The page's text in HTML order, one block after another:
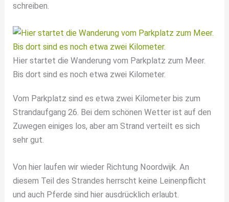
schreiben.
Hier startet die Wanderung vom Parkplatz zum Meer.
Bis dort sind es noch etwa zwei Kilometer.
Vom Parkplatz sind es etwa zwei Kilometer bis zum
Strandaufgang 26. Bei dem schönen Wetter ist auf den
Zuwegen einiges los, aber am Strand verteilt es sich
sehr gut.
Von hier laufen wir wieder Richtung Noordwijk. An
diesem Teil des Strandes herrscht keine Leinenpflicht
und auch Pferde sind hier ausdrücklich erlaubt.